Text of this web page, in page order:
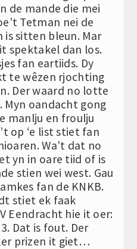
de mande die mei
Tetman nei de
is sitten bleun. Mar
spektakel dan los.
fan eartiids. Dy
te wêzen rjochting
Der waard no lotte
Myn oandacht gong
manlju en froulju
op ‘e list stiet fan
Wa’t dat no
yn in oare tiid of is
stien wei west. Gau
fan de KNKB.
stiet ek faak
Eendracht hie it oer:
Dat is fout. Der
prizen it giet…